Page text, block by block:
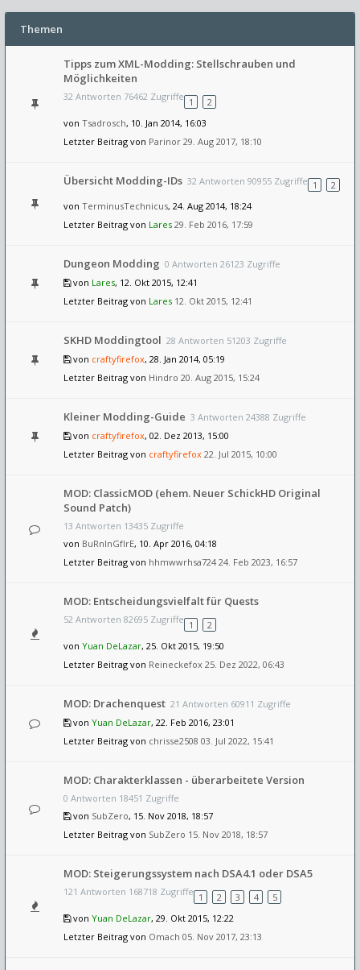
Themen
Tipps zum XML-Modding: Stellschrauben und
Möglichkeiten
32 Antworten 76462 Zugriffe 1
2
von Tsadrosch, 10. Jan 2014, 16:03
Letzter Beitrag von Parinor 29. Aug 2017, 18:10
Übersicht Modding-IDs 32 Antworten 90955 Zugriffe 1
2
von TerminusTechnicus, 24. Aug 2014, 18:24
Letzter Beitrag von Lares 29. Feb 2016, 17:59
Dungeon Modding 0 Antworten 26123 Zugriffe
von Lares, 12. Okt 2015, 12:41
Letzter Beitrag von Lares 12. Okt 2015, 12:41
SKHD Moddingtool 28 Antworten 51203 Zugriffe
von craftyfirefox, 28. Jan 2014, 05:19
Letzter Beitrag von Hindro 20. Aug 2015, 15:24
Kleiner Modding-Guide 3 Antworten 24388 Zugriffe
von craftyfirefox, 02. Dez 2013, 15:00
Letzter Beitrag von craftyfirefox 22. Jul 2015, 10:00
MOD: ClassicMOD (ehem. Neuer SchickHD Original
Sound Patch)
13 Antworten 13435 Zugriffe
von BuRnInGfIrE, 10. Apr 2016, 04:18
Letzter Beitrag von hhmwwrhsa724 24. Feb 2023, 16:57
MOD: Entscheidungsvielfalt für Quests
52 Antworten 82695 Zugriffe 1
2
von Yuan DeLazar, 25. Okt 2015, 19:50
Letzter Beitrag von Reineckefox 25. Dez 2022, 06:43
MOD: Drachenquest 21 Antworten 60911 Zugriffe
von Yuan DeLazar, 22. Feb 2016, 23:01
Letzter Beitrag von chrisse2508 03. Jul 2022, 15:41
MOD: Charakterklassen - überarbeitete Version
0 Antworten 18451 Zugriffe
von SubZero, 15. Nov 2018, 18:57
Letzter Beitrag von SubZero 15. Nov 2018, 18:57
MOD: Steigerungssystem nach DSA4.1 oder DSA5
121 Antworten 168718 Zugriffe 1 2 3 4
5
von Yuan DeLazar, 29. Okt 2015, 12:22
Letzter Beitrag von Omach 05. Nov 2017, 23:13